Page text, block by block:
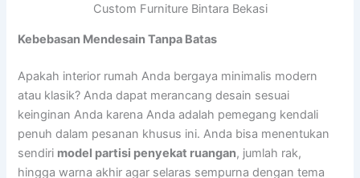
Custom Furniture Bintara Bekasi
Kebebasan Mendesain Tanpa Batas
Apakah interior rumah Anda bergaya minimalis modern
atau klasik? Anda dapat merancang desain sesuai
keinginan Anda karena Anda adalah pemegang kendali
penuh dalam pesanan khusus ini. Anda bisa menentukan
sendiri model partisi penyekat ruangan, jumlah rak,
hingga warna akhir agar selaras sempurna dengan tema